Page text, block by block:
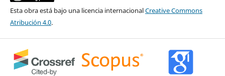
Esta obra está bajo una licencia internacionalCreative Commons
Atribución 4.0.